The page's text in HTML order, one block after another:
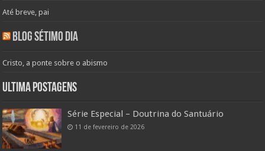
Até breve, pai
Blog Sétimo Dia
Cristo, a ponte sobre o abismo
Ultima Postagens
Série Especial – Doutrina do Santuário
11 de fevereiro de 2026